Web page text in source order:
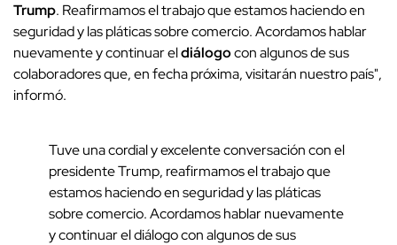
Trump. Reafirmamos el trabajo que estamos haciendo en
seguridad y las pláticas sobre comercio. Acordamos hablar
nuevamente y continuar eldiálogocon algunos de sus
colaboradores que, en fecha próxima, visitarán nuestro país",
informó.
Tuve una cordial y excelente conversación con el
presidente Trump, reafirmamos el trabajo que
estamos haciendo en seguridad y las pláticas
sobre comercio. Acordamos hablar nuevamente
y continuar el diálogo con algunos de sus